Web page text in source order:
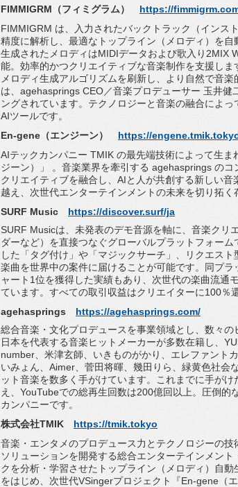
FIMMIGRM（フィミグラム） https://
FIMMIGRM は、入力されたバックトラック（インス
精度に解析し、 最適なトップライン（メロディ）を自
生成されたメロディはMIDIデータおよび歌入り2MIX
能。 効率的かつクリエイティブな音楽制作を支援しま
メロディ生成アルゴリズムを刷新し、
より自然で音楽
は、agehasprings CEO／音楽プロデューサー 玉井健
ングされています。 テクノロジーと音楽の融合によっ
AIツールです。
En-gene（エンジーン） https://
AIテックカンパニー TMIK の最先端技術によって生ま
ジーン）」 。音楽業界を牽引する agehasprings のコ
クリエイティブを融合し、 AIと人が共創する新しい音
越え、 次世代エンターテインメントの未来を切り拓く
SURF Music https://discover.surf/ja
SURF Musicは、未発表のデモ音源を軸に、 音楽クリ
ダーなど） を直接つなぐグローバルプラットフォーム
した「タグ付け」や「マジックサーチ」、リクエスト
楽曲を世界中の案件に届けることが可能です。同プラ
ャート1位を獲得した実績もあり、 次世代の楽曲流通モ
ています。 すべての取引収益はクリエイターに100％
agehasprings https://agehasprings.com/
総合音楽・文化プロデュースを事業領域とし、 数々の
日本を代表する音楽ヒットメーカーが多数在籍し、
number、米津玄師、いきものがかり、 エレファント
いみょん、Aimer、 菅田将暉、幾田りら、緑黄色社会な
ット音楽を数多く手がけています。 これまでに手がけ
え、 YouTubeでの総再生回数は200億回以上。 圧倒的
カンパニーです。
株式会社TMIK https://tmik.tokyo
音楽・ エンタメのプロデュース力とテクノロジーの技
ソリューションを開発する総合エンターテインメント
クを分析・ 学習させたトップライン（メロディ）自動
をはじめ、 次世代VSingerプロジェクト『En-gene（